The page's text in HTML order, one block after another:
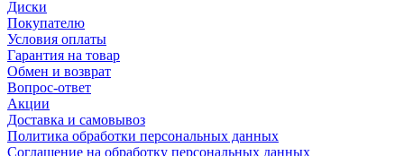
Диски
Покупателю
Условия оплаты
Гарантия на товар
Обмен и возврат
Вопрос-ответ
Акции
Доставка и самовывоз
Политика обработки персональных данных
Соглашение на обработку персональных данных